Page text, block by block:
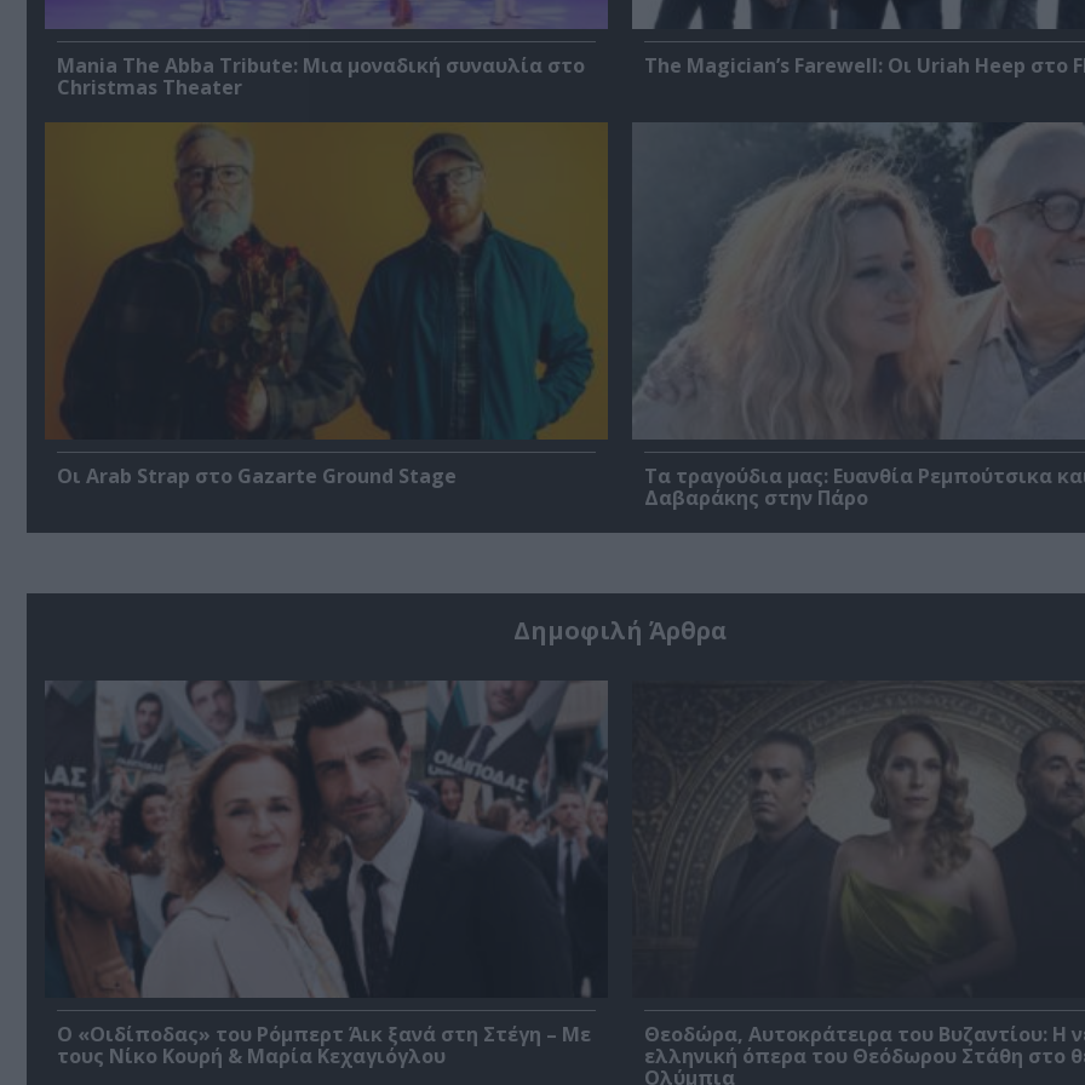
Mania The Abba Tribute: Μια μοναδική συναυλία στο
Christmas Theater
The Magician’s Farewell: Οι Uriah Heep στο
Οι Arab Strap στο Gazarte Ground Stage
Τα τραγούδια μας: Ευανθία Ρεμπούτσικα
Δαβαράκης στην Πάρο
Δημοφιλή Άρθρα
O «Οιδίποδας» του Ρόμπερτ Άικ ξανά στη Στέγη – Με
τους Νίκο Κουρή & Μαρία Κεχαγιόγλου
Θεοδώρα, Αυτοκράτειρα του Βυζαντίου: Η
ελληνική όπερα του Θεόδωρου Στάθη στο
Ολύμπια